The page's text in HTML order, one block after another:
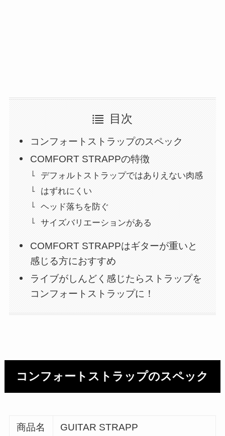
目次
コンフォートストラップのスペック
COMFORT STRAPPの特徴
デフォルトストラップではありえない肉感
はずれにくい
ヘッド落ちを防ぐ
サイズバリエーションがある
COMFORT STRAPPはギターが重いと
感じる方におすすめ
ライブがしんどく感じたらストラップを
コンフォートストラップに！
コンフォートストラップのスペック
商品名 GUITAR STRAPP